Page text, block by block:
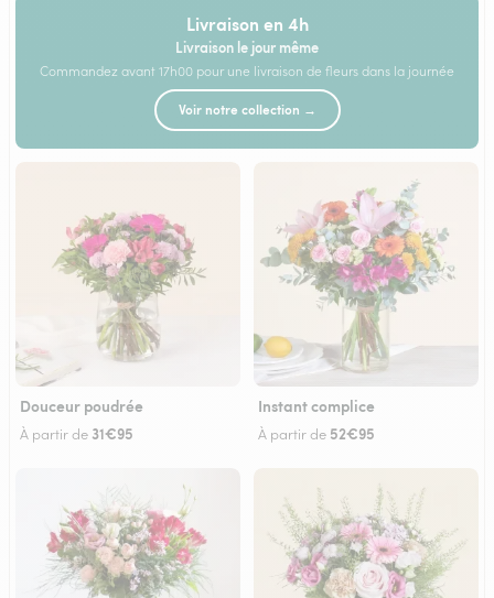
Livraison en 4h
Livraison le jour même
Commandez avant 17h00 pour une livraison de fleurs dans la journée
Voir notre collection →
Douceur poudrée
À partir de 31€95
Instant complice
À partir de 52€95